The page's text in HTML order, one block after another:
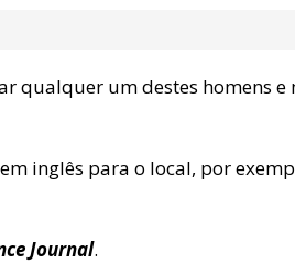
qualquer um destes homens e
inglês para o local, por
Journal.